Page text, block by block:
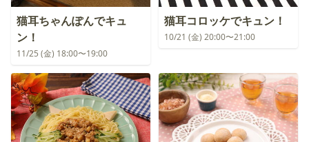
猫耳ちゃんぽんでキュ
ン！
11/25 (金) 18:00〜19:00
猫耳コロッケでキュン！
10/21 (金) 20:00〜21:00